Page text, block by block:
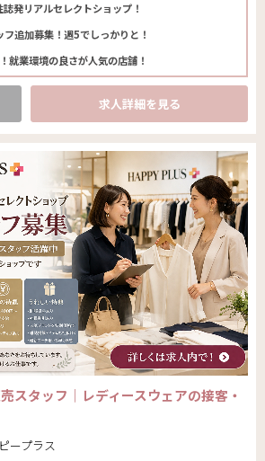
発リアルセレクトショップ！
追加募集！週5でしっかりと！
就業環境の良さが人気の店舗！
求人詳細を見る
スタッフ｜レディースウェアの接客・
ープラス